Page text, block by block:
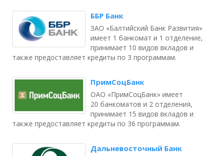
ББР Банк
ЗАО «Балтийский Банк Развития»
имеет 1 банкомат и 1 отделение,
принимает 10 видов вкладов и
также предоставляет кредиты по 3 программам.
ПримСоцБанк
ОАО «ПримСоцБанк» имеет
20 банкоматов и 2 отделения,
принимает 15 видов вкладов и
также предоставляет кредиты по 36 программам.
Дальневосточный Банк